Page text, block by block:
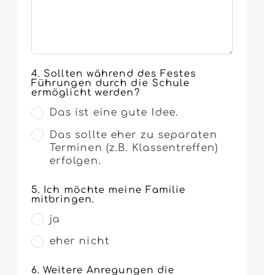
4. Sollten während des Festes
Führungen durch die Schule
ermöglicht werden?
Das ist eine gute Idee.
Das sollte eher zu separaten
Terminen (z.B. Klassentreffen)
erfolgen.
5. Ich möchte meine Familie
mitbringen.
ja
eher nicht
6. Weitere Anregungen die